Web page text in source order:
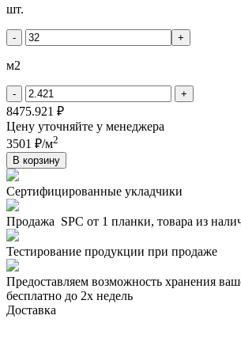
Количество
Aberhof
2626
шт.
- +
м2
- +
8475.921 ₽
Цену уточняйте у менеджера
3501 ₽/м2
В корзину
Сертифицированные укладчики
Продажа SPC от 1 планки, товара из
Тестирование продукции при продаже
Предоставляем возможность хранения
бесплатно до 2х недель
Доставка